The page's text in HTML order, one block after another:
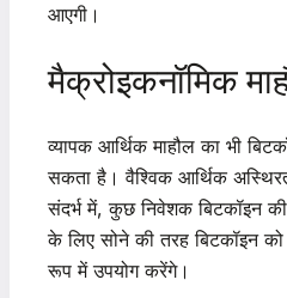
आएगी।
मैक्रोइकनॉमिक
व्यापक आर्थिक माहौल का भी
सकता है। वैश्विक आर्थिक
संदर्भ में, कुछ निवेशक बिटकॉइन
के लिए सोने की तरह बिटकॉइन
रूप में उपयोग करेंगे।